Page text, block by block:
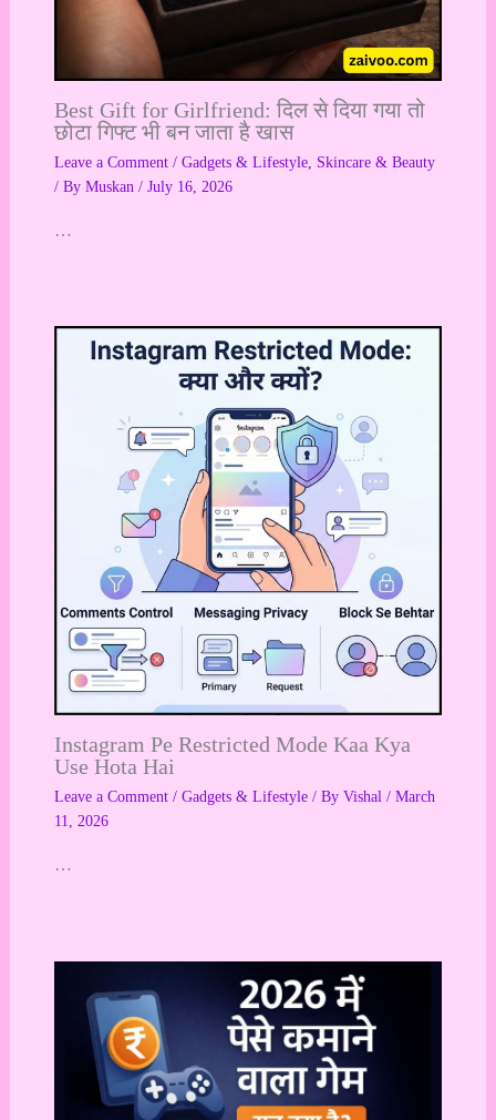
Best Gift for Girlfriend: दिल से दिया गया तो
छोटा गिफ्ट भी बन जाता है खास
Leave a Comment / Gadgets & Lifestyle, Skincare & Beauty
/ By Muskan / July 16, 2026
…
Instagram Pe Restricted Mode Kaa Kya
Use Hota Hai
Leave a Comment / Gadgets & Lifestyle/ By Vishal / March
11, 2026
…